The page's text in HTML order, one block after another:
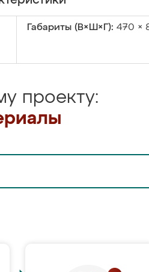
Габариты (В×Ш×Г): 470 ×
проекту: